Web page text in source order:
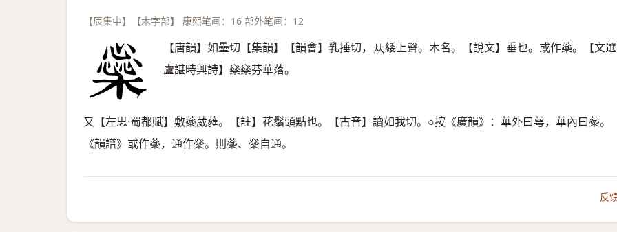
【辰集中】【木字部】 康熙笔画：16 部外笔画：12
【唐韻】如壘切【集韻】【韻會】乳捶切， 𠀤緌上聲。木名。【說文】垂也。或作蘂。【文選
盧諶時興詩】橤橤芬華落。
又【左思·蜀都賦】敷蘂葳蕤。【註】花鬚頭點也。【古音】讀如我切。○按《廣韻》：華外曰萼，華內曰蘂。
《韻譜》或作蘂，通作橤。則蘂、橤自通。
反